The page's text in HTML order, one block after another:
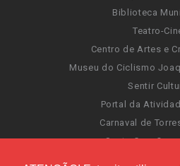
Biblioteca
Teatro-
Centro de Artes e
Museu do Ciclismo
Sentir
Portal da
Carnaval de
Santa Cruz